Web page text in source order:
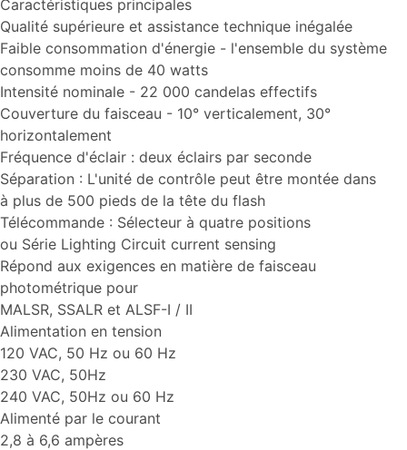
Caractéristiques principales
Qualité supérieure et assistance technique inégalée
Faible consommation d'énergie - l'ensemble du système
consomme moins de 40 watts
Intensité nominale - 22 000 candelas effectifs
Couverture du faisceau - 10° verticalement, 30°
horizontalement
Fréquence d'éclair : deux éclairs par seconde
Séparation : L'unité de contrôle peut être montée dans
à plus de 500 pieds de la tête du flash
Télécommande : Sélecteur à quatre positions
ou Série Lighting Circuit current sensing
Répond aux exigences en matière de faisceau
photométrique pour
MALSR, SSALR et ALSF-I / II
Alimentation en tension
120 VAC, 50 Hz ou 60 Hz
230 VAC, 50Hz
240 VAC, 50Hz ou 60 Hz
Alimenté par le courant
2,8 à 6,6 ampères